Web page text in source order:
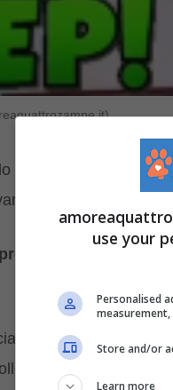
prendiamo in braccio
può provocare dei
sul
network in questi
il proprio Fido.
use your
Personalised
measurement,
Store and/or
Learn more